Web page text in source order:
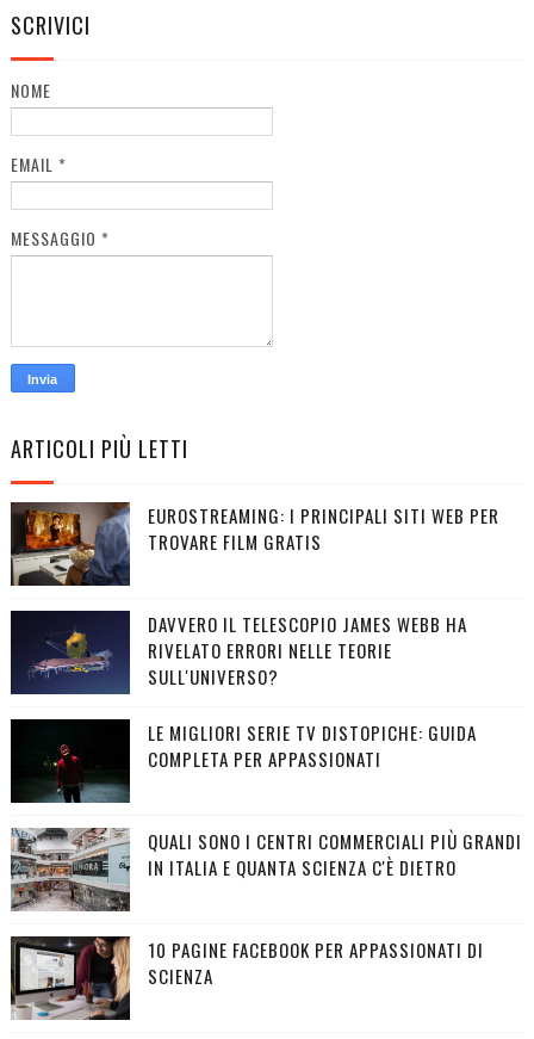
SCRIVICI
NOME
EMAIL *
MESSAGGIO *
ARTICOLI PIÙ LETTI
EUROSTREAMING: I PRINCIPALI SITI WEB PER
TROVARE FILM GRATIS
DAVVERO IL TELESCOPIO JAMES WEBB HA
RIVELATO ERRORI NELLE TEORIE
SULL'UNIVERSO?
LE MIGLIORI SERIE TV DISTOPICHE: GUIDA
COMPLETA PER APPASSIONATI
QUALI SONO I CENTRI COMMERCIALI PIÙ GRANDI
IN ITALIA E QUANTA SCIENZA C'È DIETRO
10 PAGINE FACEBOOK PER APPASSIONATI DI
SCIENZA